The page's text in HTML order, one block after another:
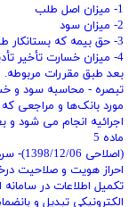
1- میزان اصل طلب
2- میزان سود
3- حق بیمه که بستانکار طبق شرط سند پرداخت کرده باشد.
4- میزان خسارت تأخیر
بعد طبق مقررات مربوطه.
تبصره - محاسبه سود و
مورد بانک‌ها و مراجعی که
اجرائیه انجام می‌ شود و
ماده 5
احراز هویت و صلاحیت
تکمیل اطلاعات در